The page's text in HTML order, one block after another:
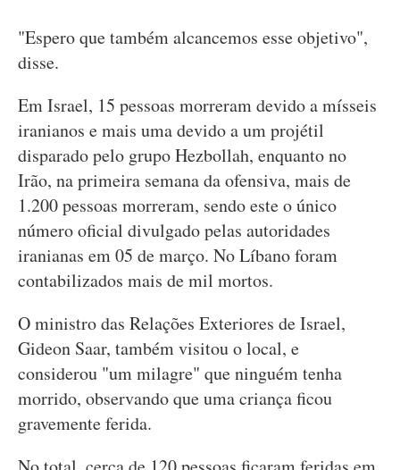
"Espero que também alcancemos esse objetivo",
disse.
Em Israel, 15 pessoas morreram devido a mísseis
iranianos e mais uma devido a um projétil
disparado pelo grupo Hezbollah, enquanto no
Irão, na primeira semana da ofensiva, mais de
1.200 pessoas morreram, sendo este o único
número oficial divulgado pelas autoridades
iranianas em 05 de março. No Líbano foram
contabilizados mais de mil mortos.
O ministro das Relações Exteriores de Israel,
Gideon Saar, também visitou o local, e
considerou "um milagre" que ninguém tenha
morrido, observando que uma criança ficou
gravemente ferida.